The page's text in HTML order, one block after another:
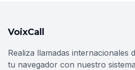
VoixCall
Realiza llamadas internacionales
tu navegador con nuestro